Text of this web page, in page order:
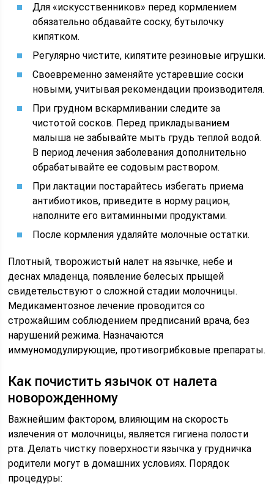
Для «искусственников» перед кормлением
обязательно обдавайте соску, бутылочку
кипятком.
Регулярно чистите, кипятите резиновые игрушки.
Своевременно заменяйте устаревшие соски
новыми, учитывая рекомендации производителя.
При грудном вскармливании следите за
чистотой сосков. Перед прикладыванием
малыша не забывайте мыть грудь теплой водой.
В период лечения заболевания дополнительно
обрабатывайте ее содовым раствором.
При лактации постарайтесь избегать приема
антибиотиков, приведите в норму рацион,
наполните его витаминными продуктами.
После кормления удаляйте молочные остатки.
Плотный, творожистый налет на язычке, небе и
деснах младенца, появление белесых прыщей
свидетельствуют о сложной стадии молочницы.
Медикаментозное лечение проводится со
строжайшим соблюдением предписаний врача, без
нарушений режима. Назначаются
иммуномодулирующие, противогрибковые препараты.
Как почистить язычок от налета
новорожденному
Важнейшим фактором, влияющим на скорость
излечения от молочницы, является гигиена полости
рта. Делать чистку поверхности язычка у грудничка
родители могут в домашних условиях. Порядок
процедуры: